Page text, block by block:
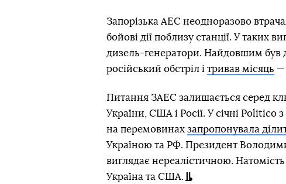
Запорізька АЕС неодноразово
бойові дії поблизу станції. У таких
дизель-генератори. Найдовшим був
російський обстріл і тривав місяць —
Питання ЗАЕС залишається серед
України, США і Росії. У січні
на перемовинах запропонувала
Україною та РФ. Президент
виглядає нереалістичною.
Україна та США.